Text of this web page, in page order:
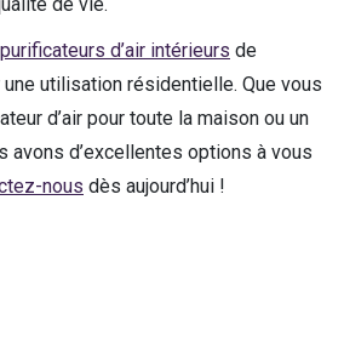
purificateurs d’air intérieurs de
utilisation résidentielle. Que vous
d’air pour toute la maison ou un
avons d’excellentes options à vous
nous dès aujourd’hui !